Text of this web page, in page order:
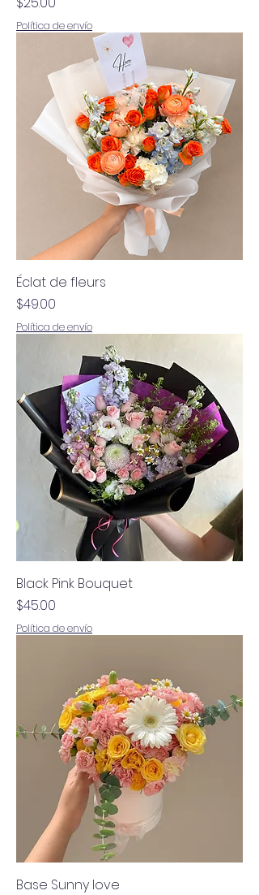
Política de envío
Éclat de fleurs
Precio
$49.00
Política de envío
Black Pink Bouquet
Precio
$45.00
Política de envío
Base Sunny love